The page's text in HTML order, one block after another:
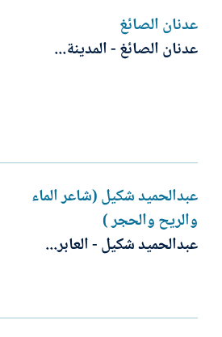
عدنان الصائغ
عدنان الصائغ - المدينة...
عبدالحميد شكيل (شاعر الماء
والريح والحجر )
عبدالحميد شكيل - العابر...